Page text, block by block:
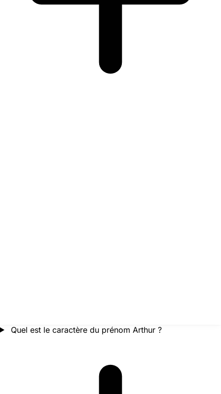
Quel est le caractère du prénom Arthur ?